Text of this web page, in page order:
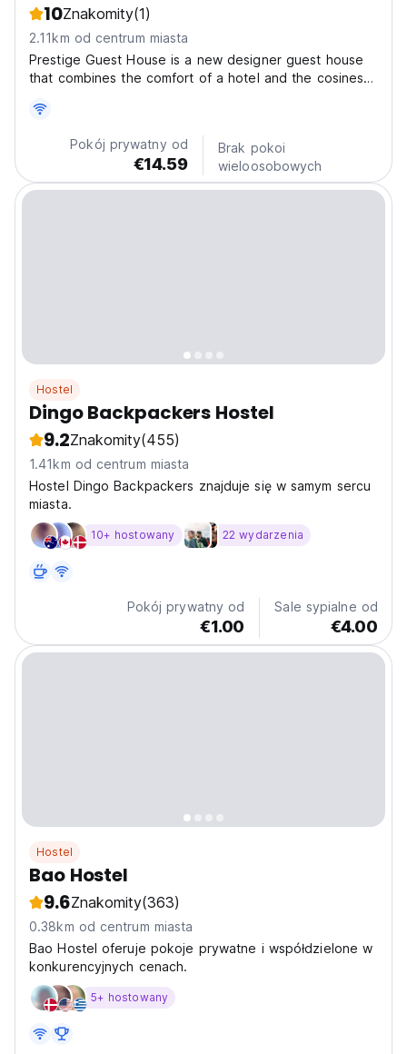
10Znakomity(1)
2.11km od centrum miasta
Prestige Guest House is a new designer guest house
that combines the comfort of a hotel and the cosiness
storey building has everything you need for a pleasant
stay: guest areas with TVs, sunbathing area,...
Pokój prywatny od
€14.59
Brak pokoi
wieloosobowych
Hostel
Dingo Backpackers Hostel
9.2Znakomity(455)
1.41km od centrum miasta
Hostel Dingo Backpackers znajduje się w samym sercu
miasta.
10+ hostowany 22 wydarzenia
Pokój prywatny od
€1.00
Sale sypialne od
€4.00
Hostel
Bao Hostel
9.6Znakomity(363)
0.38km od centrum miasta
Bao Hostel oferuje pokoje prywatne i współdzielone w
konkurencyjnych cenach.
5+ hostowany